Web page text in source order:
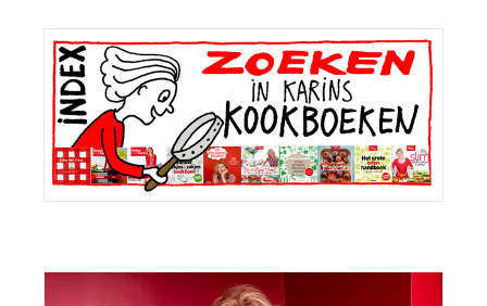
Primaire
Sidebar